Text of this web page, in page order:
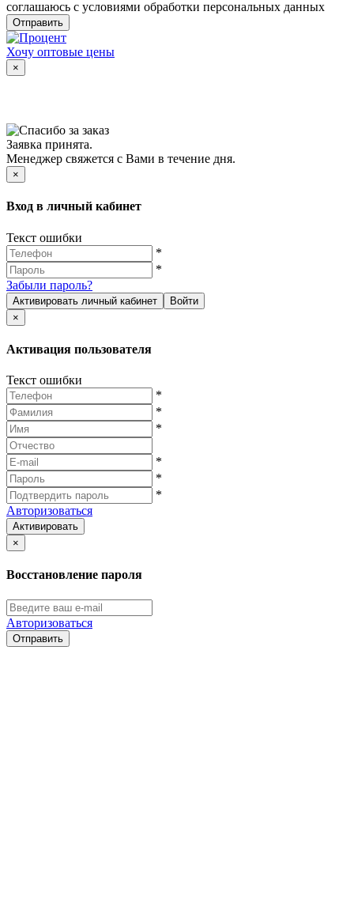
соглашаюсь с условиями обработки персональных данных
Отправить
Хочу оптовые цены
×
Заявка принята.
Менеджер свяжется с Вами в течение дня.
×
Вход в личный кабинет
Текст ошибки
*
*
Забыли пароль?
Активировать личный кабинет
Войти
×
Активация пользователя
Текст ошибки
*
*
*
*
*
*
Авторизоваться
Активировать
×
Восстановление пароля
Авторизоваться
Отправить